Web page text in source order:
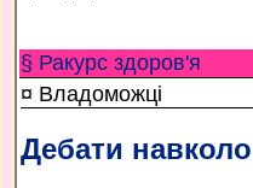
§ Ракурс здоров'я
¤ Владоможці
Дебати